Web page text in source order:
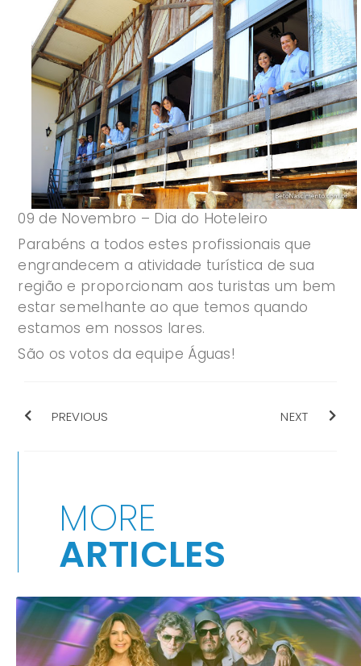
09 de Novembro – Dia do Hoteleiro
Parabéns a todos estes profissionais que
engrandecem a atividade turística de sua
região e proporcionam aos turistas um bem
estar semelhante ao que temos quando
estamos em nossos lares.
São os votos da equipe Águas!
PREVIOUS NEXT
MORE
ARTICLES